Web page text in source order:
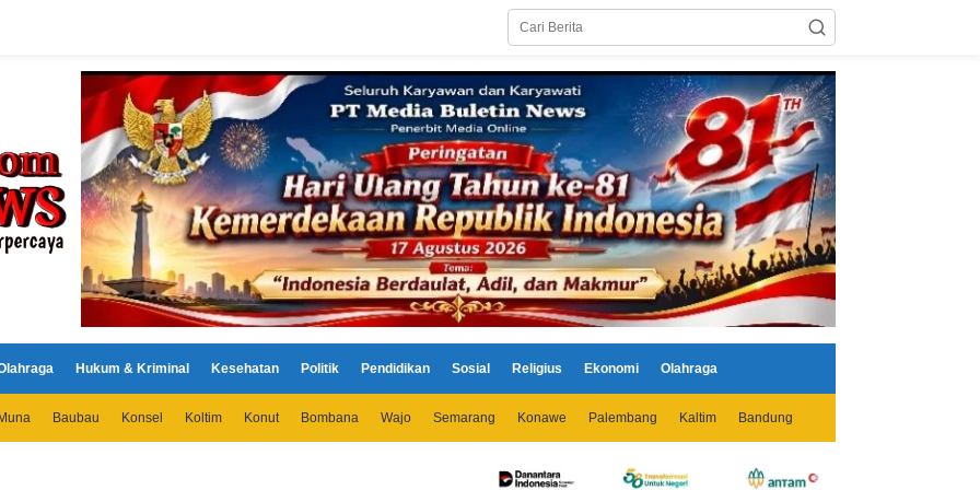
Hukum & Kriminal Kesehatan Politik Pendidikan Sosial Religius Ekonomi Olahraga
Baubau Konsel Koltim Konut Bombana Wajo Semarang Konawe Palembang Kaltim Bandung